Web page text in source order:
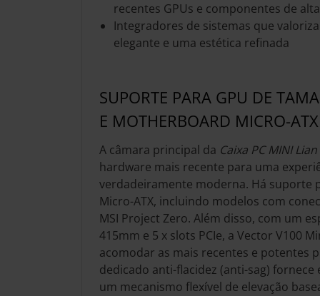
recentes GPUs e componentes de
Integradores de sistemas que
elegante e uma estética refinada
SUPORTE PARA GPU DE
E MOTHERBOARD MICRO-ATX
A câmara principal da Caixa PC MINI
hardware mais recente para uma
verdadeiramente moderna. Há suporte
Micro-ATX, incluindo modelos com
MSI Project Zero. Além disso, com um
415mm e 5 x slots PCIe, a Vector V100
acomodar as mais recentes e potentes
dedicado anti-flacidez (anti-sag)
um mecanismo flexível de elevação